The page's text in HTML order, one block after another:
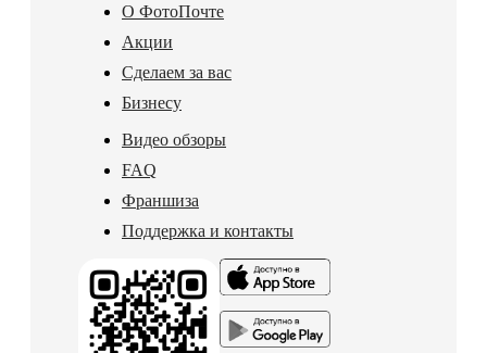
О ФотоПочте
Акции
Сделаем за вас
Бизнесу
Видео обзоры
FAQ
Франшиза
Поддержка и контакты